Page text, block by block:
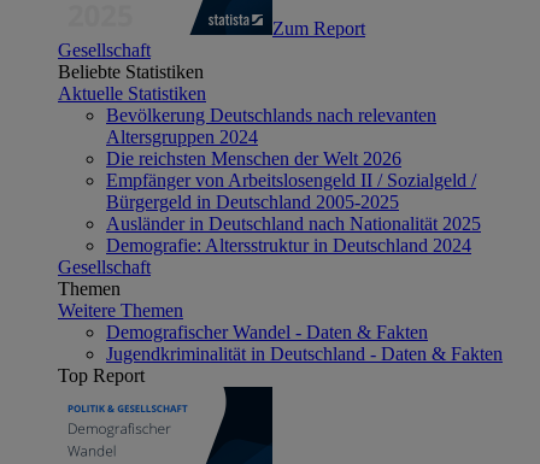
Zum Report
Gesellschaft
Beliebte Statistiken
Aktuelle Statistiken
Bevölkerung Deutschlands nach relevanten
Altersgruppen 2024
Die reichsten Menschen der Welt 2026
Empfänger von Arbeitslosengeld II / Sozialgeld /
Bürgergeld in Deutschland 2005-2025
Ausländer in Deutschland nach Nationalität 2025
Demografie: Altersstruktur in Deutschland 2024
Gesellschaft
Themen
Weitere Themen
Demografischer Wandel - Daten & Fakten
Jugendkriminalität in Deutschland - Daten & Fakten
Top Report